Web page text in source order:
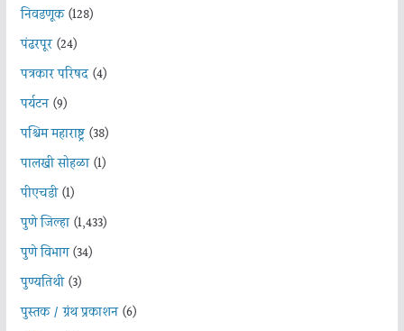
निवडणूक(128)
पंढरपूर(24)
पत्रकार परिषद(4)
पर्यटन(9)
पश्चिम महाराष्ट्र(38)
पालखी सोहळा(1)
पीएचडी(1)
पुणे जिल्हा(1,433)
पुणे विभाग(34)
पुण्यतिथी(3)
पुस्तक / ग्रंथ प्रकाशन(6)